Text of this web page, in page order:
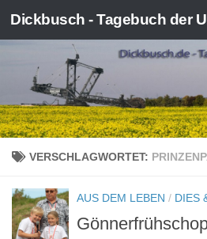
Zum Inhalt springen
VERSCHLAGWORTET:
AUS DEM LEBEN / DIES